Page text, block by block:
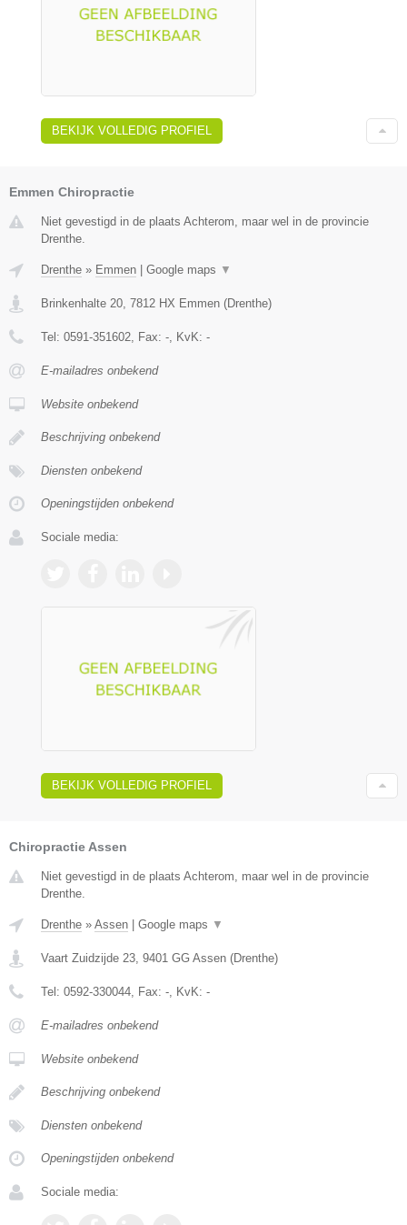
BEKIJK VOLLEDIG PROFIEL
Emmen Chiropractie
Niet gevestigd in de plaats Achterom, maar wel in de provincie
Drenthe.
Drenthe » Emmen Google maps ▼
Brinkenhalte 20, 7812 HX Emmen (Drenthe)
Tel: 0591-351602, Fax: -, KvK: -
E-mailadres onbekend
Website onbekend
Beschrijving onbekend
Diensten onbekend
Openingstijden onbekend
Sociale media:
BEKIJK VOLLEDIG PROFIEL
Chiropractie Assen
Niet gevestigd in de plaats Achterom, maar wel in de provincie
Drenthe.
Drenthe » Assen Google maps ▼
Vaart Zuidzijde 23 9401 GG Assen (Drenthe)
Tel: 0592-330044 , Fax: - , KvK: -
E-mailadres onbekend
Website onbekend
Beschrijving onbekend
Diensten onbekend
Openingstijden onbekend
Sociale media: